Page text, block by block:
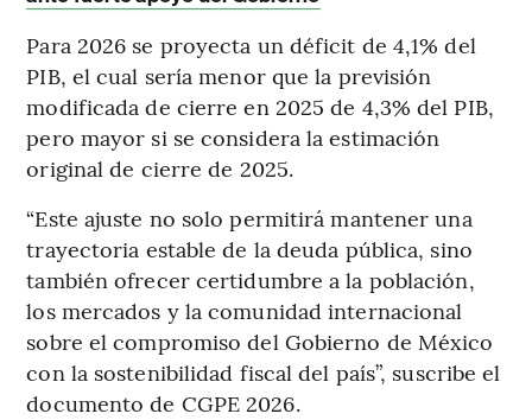
Para 2026 se proyecta un déficit de 4,1% del
PIB, el cual sería menor que la previsión
modificada de cierre en 2025 de 4,3% del PIB,
pero mayor si se considera la estimación
original de cierre de 2025.
“Este ajuste no solo permitirá mantener una
trayectoria estable de la deuda pública, sino
también ofrecer certidumbre a la población,
los mercados y la comunidad internacional
sobre el compromiso del Gobierno de México
con la sostenibilidad fiscal del país”, suscribe el
documento de CGPE 2026.